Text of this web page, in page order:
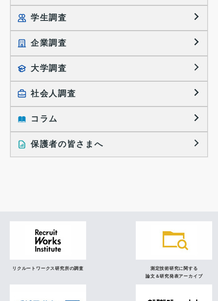
学生調査
就職プロセス調査
就職活動TOPICS
大学生の実態調査
働きたい組織の特徴
大学生の地域間移動レポート
就職活動に関するレポート
企業調査
採用に関する調査
採用活動に関するレポート
大学調査
社会人調査
就職活動と入社後の就業
就業レディネス研究
コラム
インタビュー記事
保護者の皆さまへ
リクルートワークス研究所の調査
測定技術研究に関する
論文＆研究発表アーカイブ